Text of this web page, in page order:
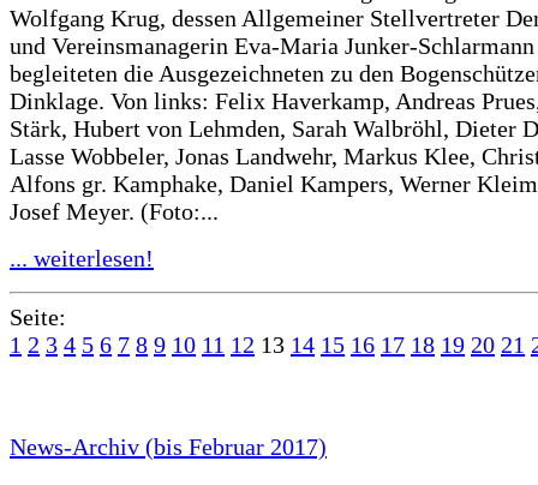
Wolfgang Krug, dessen Allgemeiner Stellvertreter
und Vereinsmanagerin Eva-Maria Junker-
begleiteten die Ausgezeichneten zu den
Dinklage. Von links: Felix Haverkamp, Andreas
Stärk, Hubert von Lehmden, Sarah Walbröhl, Dieter
Lasse Wobbeler, Jonas Landwehr, Markus Klee,
Alfons gr. Kamphake, Daniel Kampers, Werner
Josef Meyer. (Foto:...
... weiterlesen!
Seite:
1 2 3 4 5 6 7 8 9 10 11 12 13 14 15 16 17 18 19 20 21
News-Archiv (bis Februar 2017)